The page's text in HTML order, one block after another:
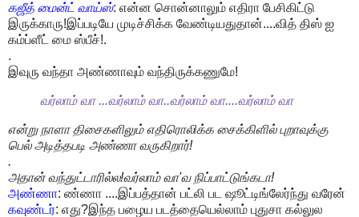
கஜீத் மைன்ட் வாய்ஸ்: என்ன சொன்னாலும் எதிரா பேசிகிட்டு
இருக்காரு!இப்படியே முடிச்சிக்க வேண்டியதுதான்....வித் திஸ் ஐ
கம்ப்ளீட் மை ஸ்பீச்!.
.
இவுரு வந்தா அண்ணாவும் வந்திருக்கணுமே!
வர்லாம் வா ...வர்லாம் வா..வர்லாம் வா....வர்லாம் வா
என்று நாளா திசைகளிலும் எதிரொலிக்க சைக்கிளில் புறாவுக்கு
பெல் அடித்தபடி அண்ணா வருகிறார்!
.
அதான் வந்துட்டாரில்ல!வர்லாம் வா'வ நிப்பாட்டுங்கடா!
அண்ணா: ண்ணா ....இப்பத்தான் பட்லி பட ஷூட்டிங்லேர்ந்து வரேன்
கவுண்டர்: எது?இந்த பழைய படத்தையெல்லாம் புதுசா கல்லுல